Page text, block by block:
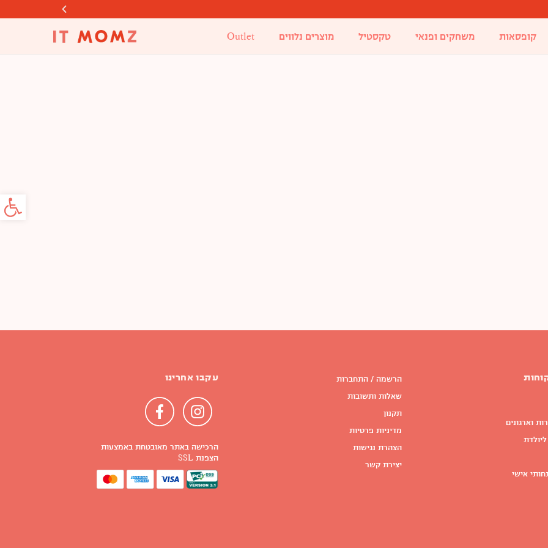
קופסאות משחקים ופנאי טקסטיל מוצרים נלווים Outlet
וארגונים
אישי
הרשמה / התחברות
שאלות ותשובות
תקנון
מדיניות פרטיות
הצהרת נגישות
יצירת קשר
עקבו אחרינו
הרכישה באתר מאובטחת באמצעות
הצפנת SSL